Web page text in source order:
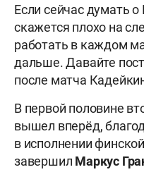
Если сейчас думать
скажется плохо на
работать в каждом
дальше. Давайте
после матча
В первой половине
вышел вперёд,
в исполнении
завершил Маркус